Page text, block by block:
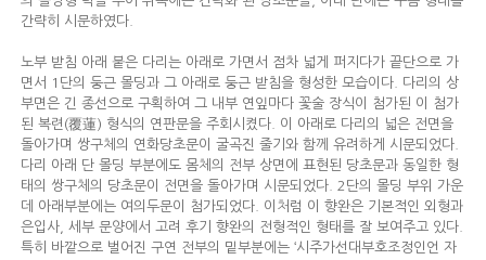
간략히 시문하였다.
노부 받침 아래 붙은 다리는 아래로 가면서 점차 넓게 퍼지다가 끝단으로 가
면서 1단의 둥근 몰딩과 그 아래로 둥근 받침을 형성한 모습이다. 다리의 상
부면은 긴 종선으로 구획하여 그 내부 연잎마다 꽃술 장식이 첨가된 이 첨가
된 복련(覆蓮) 형식의 연판문을 주회시켰다. 이 아래로 다리의 넓은 전면을
돌아가며 쌍구체의 연화당초문이 굴곡진 줄기와 함께 유려하게 시문되었다.
다리 아래 단 몰딩 부분에도 몸체의 전부 상면에 표현된 당초문과 동일한 형
태의 쌍구체의 당초문이 전면을 돌아가며 시문되었다. 2단의 몰딩 부위 가운
데 아래부분에는 여의두문이 첨가되었다. 이처럼 이 향완은 기본적인 외형과
은입사, 세부 문양에서 고려 후기 향완의 전형적인 형태를 잘 보여주고 있다.
특히 바깥으로 벌어진 구연 전부의 밑부분에는 ‘시주가선대부호조정인언 자